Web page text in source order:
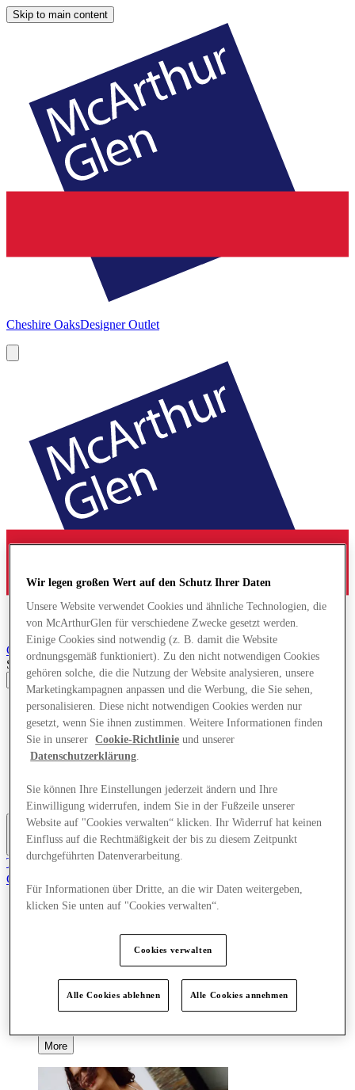
Skip to main content
Cheshire OaksDesigner Outlet
Cheshire Oaks
Designer Outlet
Search input
Geschäfte
Angebote
Planen Sie Ihren Besuch
Was läuft
Essen & Trinken
Dienstleistungen
More
Tritt dem Club bei.
Gerettet
de
Planen Sie Ihren Besuch
Essen & Trinken
Geschenkkarten
More
Wir legen großen Wert auf den Schutz Ihrer Daten
Unsere Website verwendet Cookies und ähnliche Technologien, die
von McArthurGlen für verschiedene Zwecke gesetzt werden.
Einige Cookies sind notwendig (z. B. damit die Website
ordnungsgemäß funktioniert). Zu den nicht notwendigen Cookies
gehören solche, die die Nutzung der Website analysieren, unsere
Marketingkampagnen anpassen und die Werbung, die Sie sehen,
personalisieren. Diese nicht notwendigen Cookies werden nur
gesetzt, wenn Sie ihnen zustimmen. Weitere Informationen finden
Sie in unserer
Cookie-Richtlinie und unserer
Datenschutzerklärung
Sie können Ihre Einstellungen jederzeit ändern und Ihre
Einwilligung widerrufen, indem Sie in der Fußzeile unserer
Website auf "Cookies verwalten“ klicken. Ihr Widerruf hat keinen
Einfluss auf die Rechtmäßigkeit der bis zu diesem Zeitpunkt
durchgeführten Datenverarbeitung.
Für Informationen über Dritte, an die wir Daten weitergeben,
klicken Sie unten auf "Cookies verwalten“.
Cookies verwalten
Alle Cookies ablehnen Alle Cookies annehmen